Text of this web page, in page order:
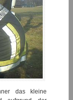
das kleine